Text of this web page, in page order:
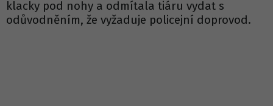
klacky pod nohy a odmítala tiáru vydat s
odůvodněním, že vyžaduje policejní doprovod.